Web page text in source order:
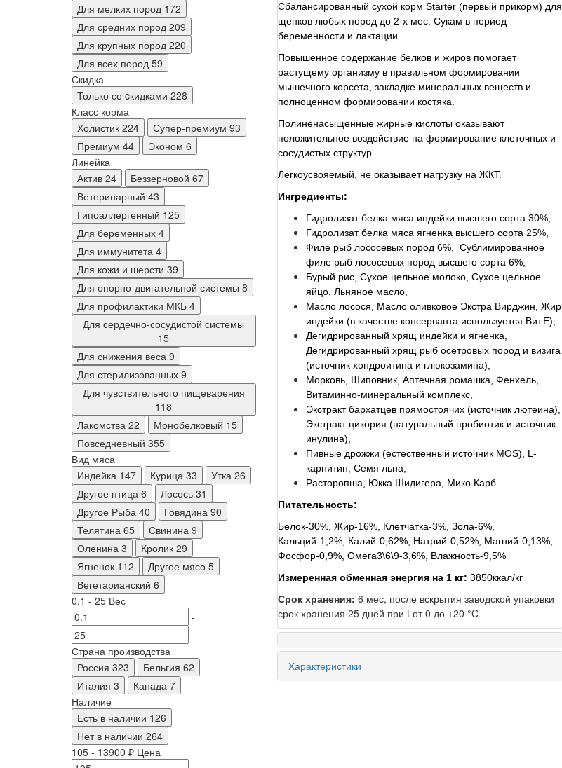
Для мелких пород 172
Для средних пород 209
Для крупных пород 220
Для всех пород 59
Скидка
Только со cкидками 228
Класс корма
Холистик 224 Супер-премиум 93
Премиум 44 Эконом 6
Линейка
Актив 24 Беззерновой 67
Ветеринарный 43
Гипоаллергенный 125
Для беременных 4
Для иммунитета 4
Для кожи и шерсти 39
Для опорно-двигательной системы 8
Для профилактики МКБ 4
Для сердечно-сосудистой системы
15
Для снижения веса 9
Для стерилизованных 9
Для чувствительного пищеварения
118
Лакомства 22 Монобелковый 15
Повседневный 355
Вид мяса
Индейка 147 Курица 33 Утка 26
Другое птица 6 Лосось 31
Другое Рыба 40 Говядина 90
Телятина 65 Свинина 9
Оленина 3 Кролик 29
Ягненок 112 Другое мясо 5
Вегетарианский 6
0.1 - 25 Вес
-
Страна производства
Россия 323 Бельгия 62
Италия 3 Канада 7
Наличие
Есть в наличии 126
Нет в наличии 264
105 - 13900 ₽ Цена
Сбалансированный сухой корм Starter (первый прикорм) для
щенков любых пород до 2-х мес. Сукам в период
беременности и лактации.
Повышенное содержание белков и жиров помогает
растущему организму в правильном формировании
мышечного корсета, закладке минеральных веществ и
полноценном формировании костяка.
Полиненасыщенные жирные кислоты оказывают
положительное воздействие на формирование клеточных и
сосудистых структур.
Легкоусвояемый, не оказывает нагрузку на ЖКТ.
Ингредиенты:
Гидролизат белка мяса индейки высшего сорта 30%,
Гидролизат белка мяса ягненка высшего сорта 25%,
Филе рыб лососевых пород 6%, Сублимированное
филе рыб лососевых пород высшего сорта 6%,
Бурый рис, Сухое цельное молоко, Сухое цельное
яйцо, Льняное масло,
Масло лосося, Масло оливковое Экстра Вирджин, Жир
индейки (в качестве консерванта используется Вит.E),
Дегидрированный хрящ индейки и ягненка,
Дегидрированный хрящ рыб осетровых пород и визига
(источник хондроитина и глюкозамина),
Морковь, Шиповник, Аптечная ромашка, Фенхель,
Витаминно-минеральный комплекс,
Экстракт бархатцев прямостоячих (источник лютеина),
Экстракт цикория (натуральный пробиотик и источник
инулина),
Пивные дрожжи (естественный источник MOS), L-
карнитин, Семя льна,
Расторопша, Юкка Шидигера, Мико Карб.
Питательность:
Белок-30%, Жир-16%, Клетчатка-3%, Зола-6%,
Кальций-1,2%, Калий-0,62%, Натрий-0,52%, Магний-0,13%,
Фосфор-0,9%, Омега3\6\9-3,6%, Влажность-9,5%
Измеренная обменная энергия на 1 кг: 3850ккал/кг
Срок хранения: 6 мес, после вскрытия заводской упаковки
срок хранения 25 дней при t от 0 до +20 °C
Характеристики